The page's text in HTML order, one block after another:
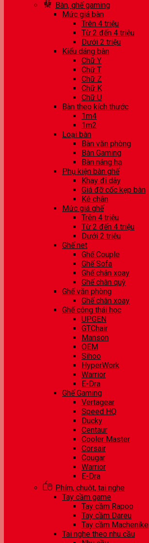
Bàn, ghế gaming
Mức giá bàn
Trên 4 triệu
Từ 2 đến 4 triệu
Dưới 2 triệu
Kiểu dáng bàn
Chữ Y
Chữ T
Chữ Z
Chữ K
Chữ U
Bàn theo kích thước
1m4
1m2
Loại bàn
Bàn văn phòng
Bàn Gaming
Bàn nâng hạ
Phụ kiện bàn ghế
Khay đi dây
Giá đỡ cốc kẹp bàn
Kê chân
Mức giá ghế
Trên 4 triệu
Từ 2 đến 4 triệu
Dưới 2 triệu
Ghế net
Ghế Couple
Ghế Sofa
Ghế chân xoay
Ghế chân quỳ
Ghế văn phòng
Ghế chân xoay
Ghế công thái học
UPGEN
GTChair
Manson
OEM
Sihoo
HyperWork
Warrior
E-Dra
Ghế Gaming
Vertagear
Speed HQ
Ducky
Centaur
Cooler Master
Corsair
Cougar
Warrior
E-Dra
Phím, chuột, tai nghe
Tay cầm game
Tay cầm Rapoo
Tay cầm Dareu
Tay cầm Machenike
Tai nghe theo nhu cầu